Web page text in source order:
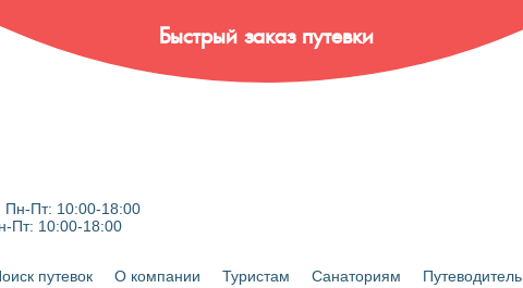
Быстрый заказ путевки
Пн-Пт: 10:00-18:00
Пт: 10:00-18:00
путевок О компании Туристам Санаториям Путеводитель